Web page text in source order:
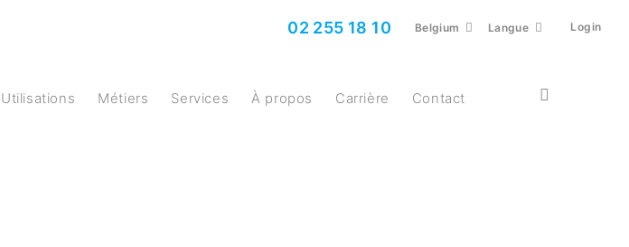
02 255 18 10 Belgium Langue Login
Utilisations Métiers Services À propos Carrière Contact